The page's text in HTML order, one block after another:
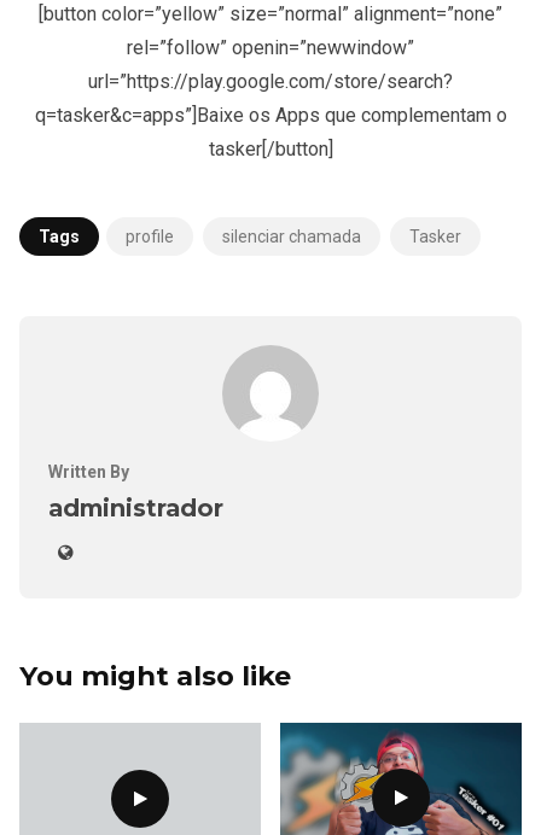
[button color=”yellow” size=”normal” alignment=”none”
rel=”follow” openin=”newwindow”
url=”https://play.google.com/store/search?
q=tasker&c=apps”]Baixe os Apps que complementam o
tasker[/button]
Tags profile silenciar chamada Tasker
Written By
administrador
You might also like